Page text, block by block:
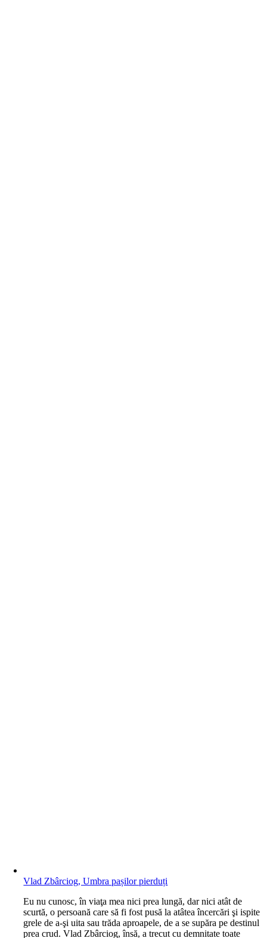
Vlad Zbârciog, Umbra pașilor pierduți
Eu nu cunosc, în viaţa mea nici prea lungă, dar nici atât de
scurtă, o persoană care să fi fost pusă la atâtea încercări şi ispite
grele de a-şi uita sau trăda aproapele, de a se supăra pe destinul
prea crud. Vlad Zbârciog, însă, a trecut cu demnitate toate